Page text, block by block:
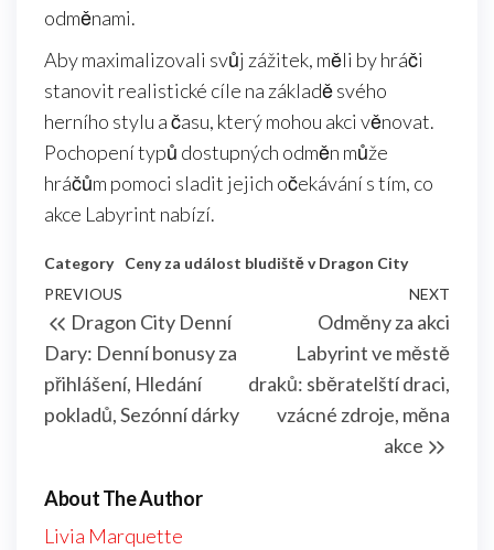
odměnami.
Aby maximalizovali svůj zážitek, měli by hráči
stanovit realistické cíle na základě svého
herního stylu a času, který mohou akci věnovat.
Pochopení typů dostupných odměn může
hráčům pomoci sladit jejich očekávání s tím, co
akce Labyrint nabízí.
Category Ceny za událost bludiště v Dragon City
Post
navigation
Previous
Post
PREVIOUS
Dragon City Denní
Dary: Denní bonusy za
přihlášení, Hledání
pokladů, Sezónní dárky
NEXT
Odměny za akci
Labyrint ve městě
draků: sběratelští draci,
vzácné zdroje, měna
akce
About The Author
Livia Marquette